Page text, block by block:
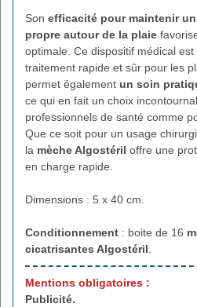
Son efficacité pour maintenir
propre autour de la plaie
optimale. Ce dispositif médical
traitement rapide et sûr pour les
permet également un soin
ce qui en fait un choix
professionnels de santé comme
Que ce soit pour un usage
la mèche Algostéril offre une
en charge rapide.
Dimensions : 5 x 40 cm.
Conditionnement : boite de 16
cicatrisantes Algostéril
Mentions obligatoires :
Publicité.